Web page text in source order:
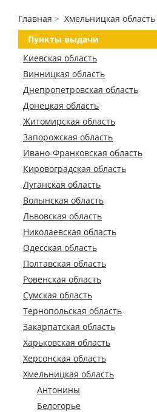
Главная Хмельницкая область
Пункты выдачи
Киевская область
Винницкая область
Днепропетровская область
Донецкая область
Житомирская область
Запорожская область
Ивано-Франковская область
Кировоградская область
Луганская область
Волынская область
Львовская область
Николаевская область
Одесская область
Полтавская область
Ровенская область
Сумская область
Тернопольская область
Закарпатская область
Харьковская область
Херсонская область
Хмельницкая область
Антонины
Белогорье